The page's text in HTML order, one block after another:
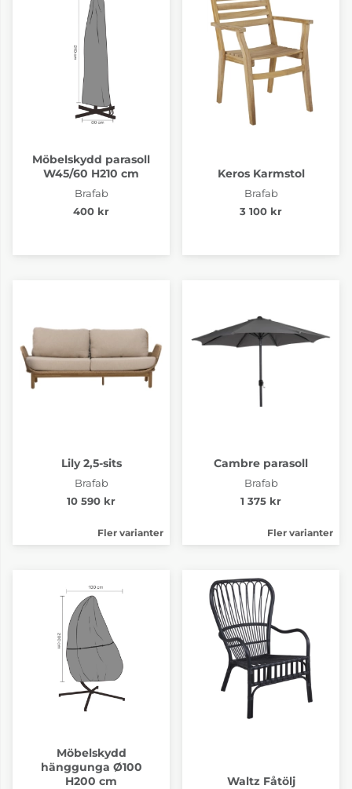
Möbelskydd parasoll
W45/60 H210 cm
Brafab
400 kr
Keros Karmstol
Brafab
3 100 kr
Lily 2,5-sits
Brafab
10 590 kr
Fler varianter
Cambre parasoll
Brafab
1 375 kr
Fler varianter
Möbelskydd
hänggunga Ø100
H200 cm
Waltz Fåtölj